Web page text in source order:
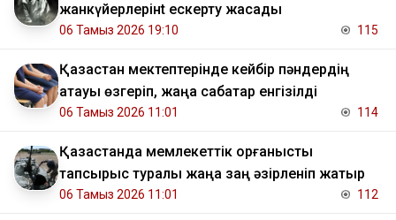
жанкүйерлерінt ескерту жасады
06 Тамыз 2026 19:10 115
Қазақстан мектептерінде кейбір пәндердің
атауы өзгеріп, жаңа сабақтар енгізілді
06 Тамыз 2026 11:01 114
Қазақстанда мемлекеттік қорғаныстық
тапсырыс туралы жаңа заң әзірленіп жатыр
06 Тамыз 2026 11:01 112